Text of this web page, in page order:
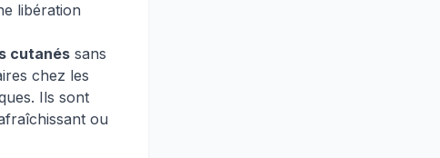
libération
cutanés sans
chez les
Ils sont
ou